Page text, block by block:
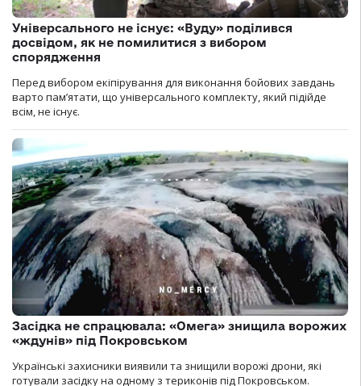
Універсального не існує: «Вуду» поділився
досвідом, як не помилитися з вибором
спорядження
Перед вибором екіпірування для виконання бойових завдань
варто пам’ятати, що універсального комплекту, який підійде
всім, не існує.
Засідка не спрацювала: «Омега» знищила ворожих
«ждунів» під Покровськом
Українські захисники виявили та знищили ворожі дрони, які
готували засідку на одному з териконів під Покровськом.